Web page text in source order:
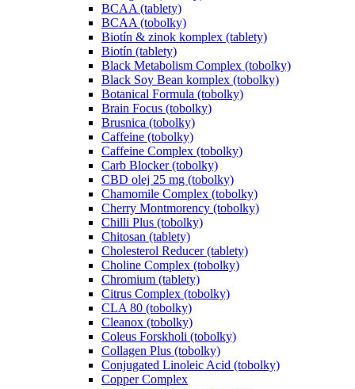
BCAA (tablety)
BCAA (tobolky)
Biotín & zinok komplex (tablety)
Biotín (tablety)
Black Metabolism Complex (tobolky)
Black Soy Bean komplex (tobolky)
Botanical Formula (tobolky)
Brain Focus (tobolky)
Brusnica (tobolky)
Caffeine (tobolky)
Caffeine Complex (tobolky)
Carb Blocker (tobolky)
CBD olej 25 mg (tobolky)
Chamomile Complex (tobolky)
Cherry Montmorency (tobolky)
Chilli Plus (tobolky)
Chitosan (tablety)
Cholesterol Reducer (tablety)
Choline Complex (tobolky)
Chromium (tablety)
Citrus Complex (tobolky)
CLA 80 (tobolky)
Cleanox (tobolky)
Coleus Forskholi (tobolky)
Collagen Plus (tobolky)
Conjugated Linoleic Acid (tobolky)
Copper Complex